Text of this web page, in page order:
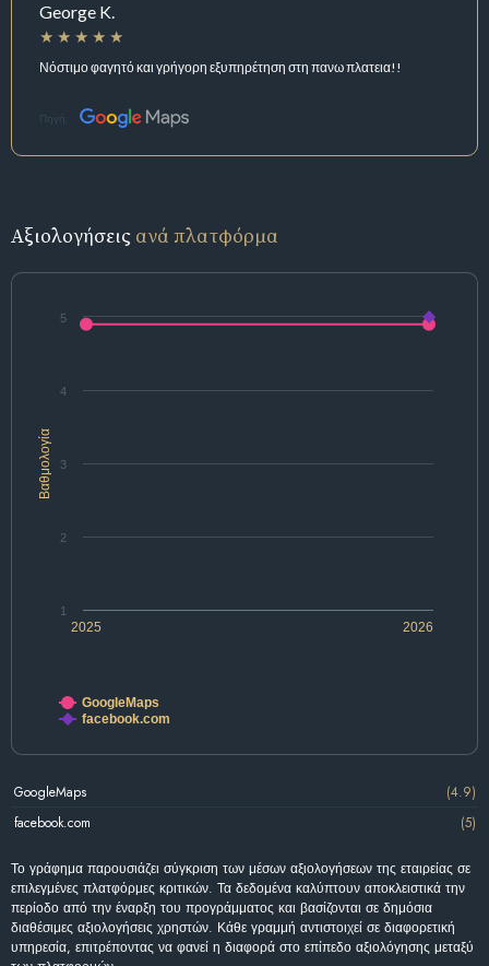
George K.
Νόστιμο φαγητό και γρήγορη εξυπηρέτηση στη πανω πλατεια!!
Πηγή:
Αξιολογήσεις ανά πλατφόρμα
Βαθμολογία
2025 2026
1
2
3
4
5
GoogleMaps
facebook.com
GoogleMaps
(4.9)
facebook.com
(5)
Το γράφημα παρουσιάζει σύγκριση των μέσων αξιολογήσεων της εταιρείας σε
επιλεγμένες πλατφόρμες κριτικών. Τα δεδομένα καλύπτουν αποκλειστικά την
περίοδο από την έναρξη του προγράμματος και βασίζονται σε δημόσια
διαθέσιμες αξιολογήσεις χρηστών. Κάθε γραμμή αντιστοιχεί σε διαφορετική
υπηρεσία, επιτρέποντας να φανεί η διαφορά στο επίπεδο αξιολόγησης μεταξύ